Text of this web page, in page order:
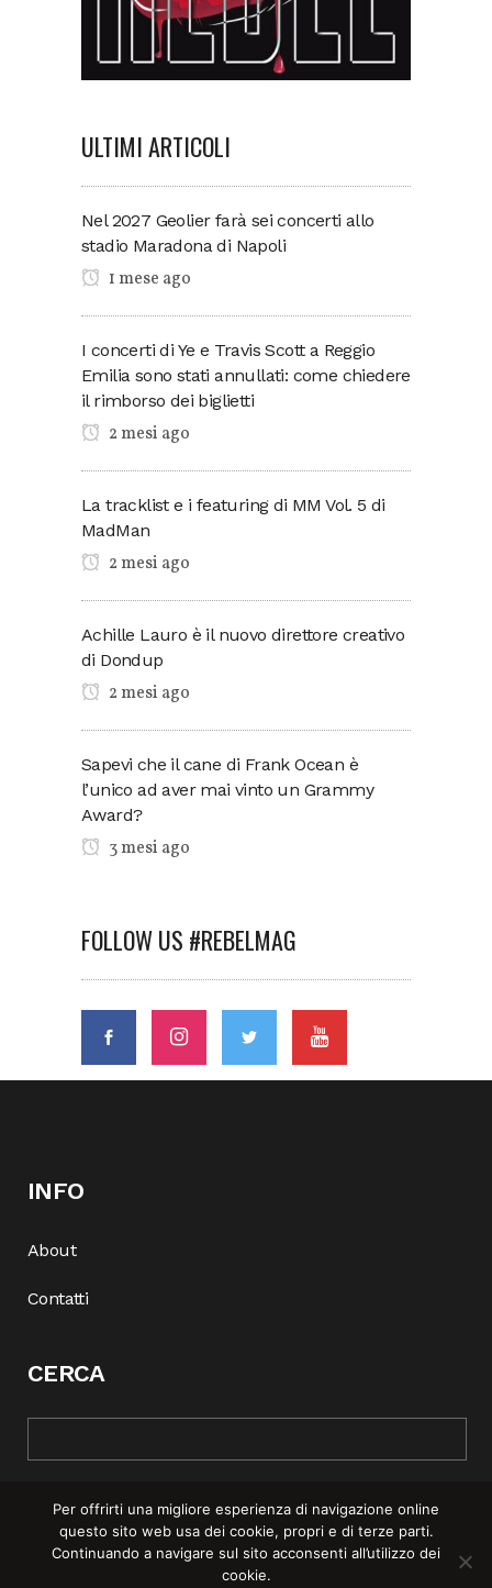
ULTIMI ARTICOLI
Nel 2027 Geolier farà sei concerti allo
stadio Maradona di Napoli
1 mese ago
I concerti di Ye e Travis Scott a Reggio
Emilia sono stati annullati: come chiedere
il rimborso dei biglietti
2 mesi ago
La tracklist e i featuring di MM Vol. 5 di
MadMan
2 mesi ago
Achille Lauro è il nuovo direttore creativo
di Dondup
2 mesi ago
Sapevi che il cane di Frank Ocean è
l’unico ad aver mai vinto un Grammy
Award?
3 mesi ago
FOLLOW US #REBELMAG
INFO
About
Contatti
CERCA
© COPYRIGHT 2025 | REBEL MAG —
Per offrirti una migliore esperienza di navigazione online
questo sito web usa dei cookie, propri e di terze parti.
Continuando a navigare sul sito acconsenti all’utilizzo dei
cookie.